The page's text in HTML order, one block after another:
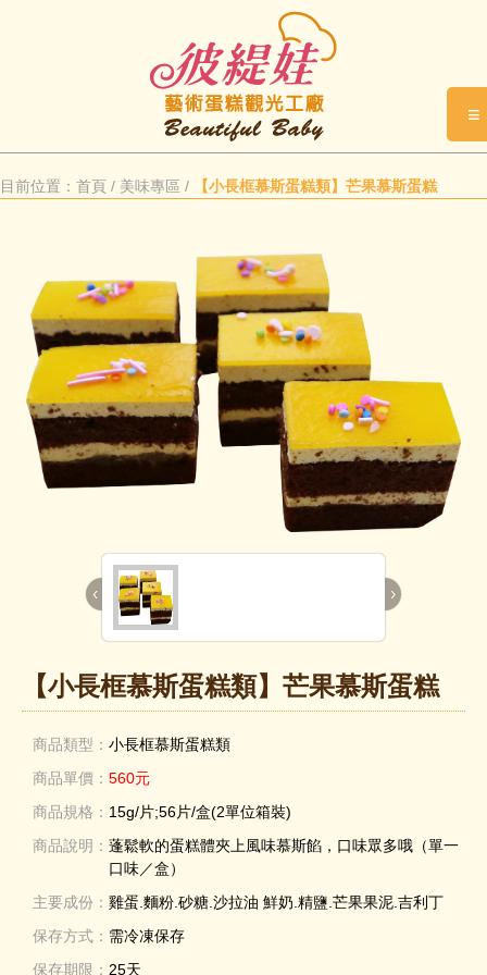
≡
目前位置： 首頁 / 美味專區 / 【小長框慕斯蛋糕類】芒果慕斯蛋糕
‹ ›
【小長框慕斯蛋糕類】芒果慕斯蛋糕
商品類型： 小長框慕斯蛋糕類
商品單價： 560元
商品規格： 15g/片;56片/盒(2單位箱裝)
商品說明： 蓬鬆軟的蛋糕體夾上風味慕斯餡，口味眾多哦（單一
口味／盒）
主要成份： 雞蛋.麵粉.砂糖.沙拉油 鮮奶.精鹽.芒果果泥.吉利丁
保存方式： 需冷凍保存
保存期限： 25天